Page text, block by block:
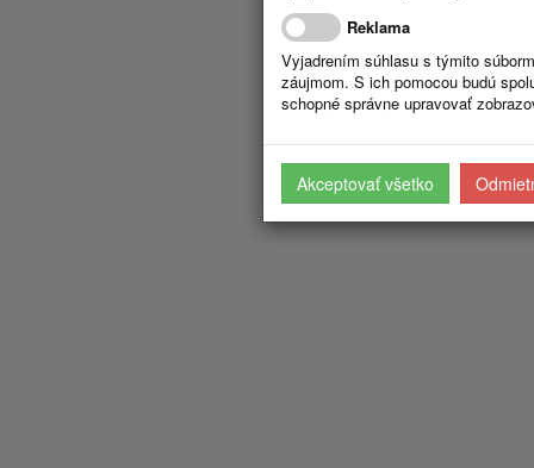
Reklama
Vyjadrením súhlasu s týmito
záujmom. S ich pomocou budú
schopné správne upravovať
Akceptovať všetko